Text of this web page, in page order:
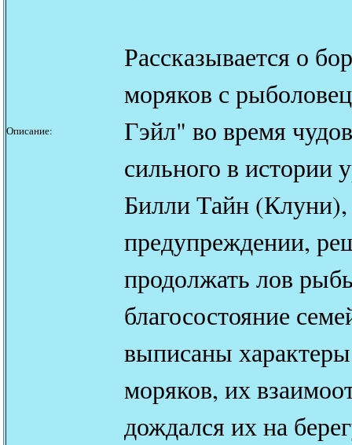
Описание:
Рассказывается о
моряков с
Гэйл" во время
сильного в истории
Билли Тайн
предупреждении,
продолжать лов
благосостояние
выписаны
моряков, их
дождался их на